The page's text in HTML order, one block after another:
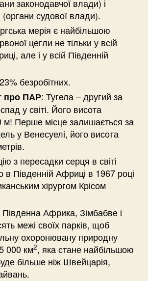
законодавчої влади) і
судової влади).
мерія є найбільшою
цегли не тільки у всій
але і у всій Південній
безробітних.
про ПАР: Тугела – другий за
у світі. Його висота
м! Перше місце залишається за
у Венесуелі, його висота
з пересадки серця в світі
в Південній Африці в 1967 році
хірургом Крісом
Африка, Зімбабве і
межі своїх парків, щоб
охоронювану природну
000 км2, яка стане найбільшою
більше ніж Швейцарія,